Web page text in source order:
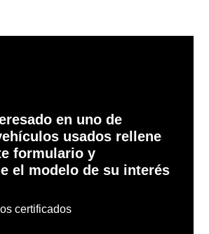
en uno de
usados rellene
formulario y
el modelo de su interés
certificados